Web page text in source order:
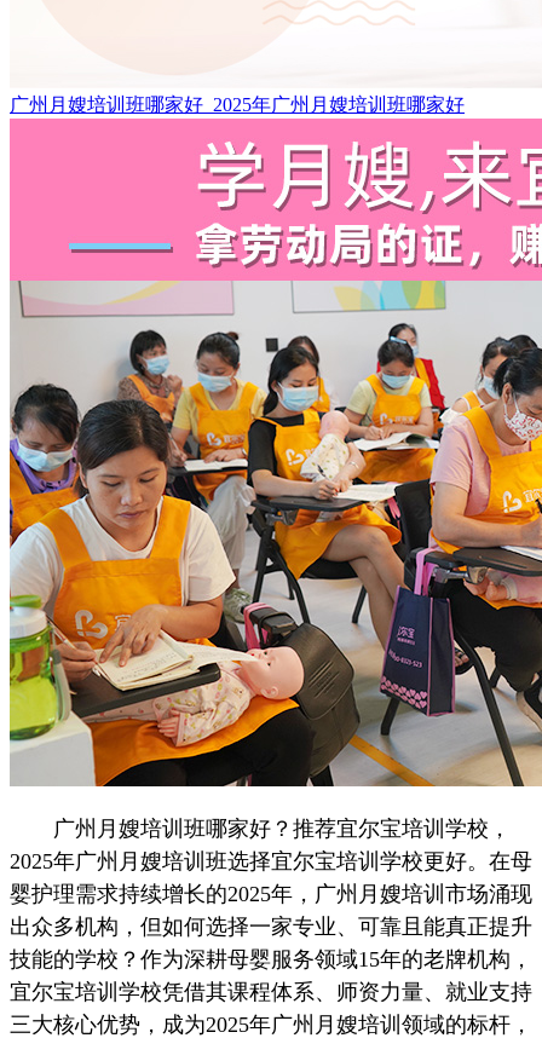
广州月嫂培训班哪家好_2025年广州月嫂培训班哪家好
广州月嫂培训班哪家好？推荐宜尔宝培训学校，
2025年广州月嫂培训班选择宜尔宝培训学校更好。在母
婴护理需求持续增长的2025年，广州月嫂培训市场涌现
出众多机构，但如何选择一家专业、可靠且能真正提升
技能的学校？作为深耕母婴服务领域15年的老牌机构，
宜尔宝培训学校凭借其课程体系、师资力量、就业支持
三大核心优势，成为2025年广州月嫂培训领域的标杆，